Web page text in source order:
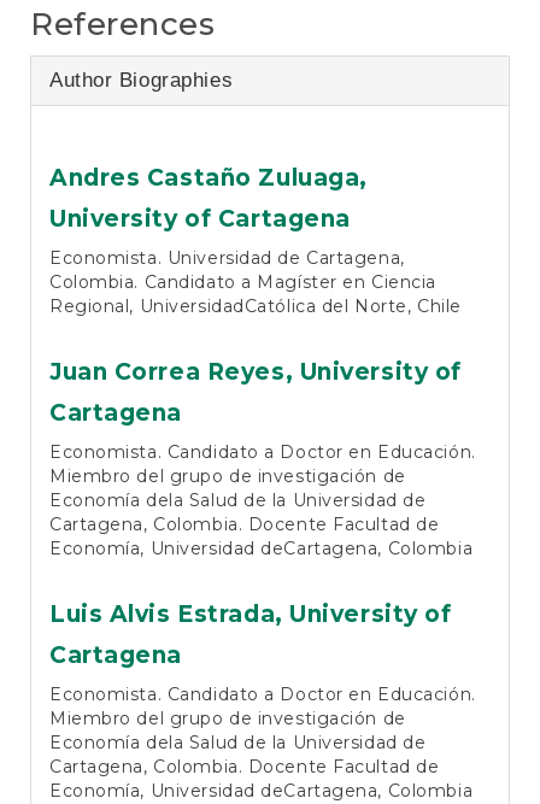
References
Author Biographies
Andres Castaño Zuluaga,
University of Cartagena
Economista. Universidad de Cartagena,
Colombia. Candidato a Magíster en Ciencia
Regional, UniversidadCatólica del Norte, Chile
Juan Correa Reyes, University of
Cartagena
Economista. Candidato a Doctor en Educación.
Miembro del grupo de investigación de
Economía dela Salud de la Universidad de
Cartagena, Colombia. Docente Facultad de
Economía, Universidad deCartagena, Colombia
Luis Alvis Estrada, University of
Cartagena
Economista. Candidato a Doctor en Educación.
Miembro del grupo de investigación de
Economía dela Salud de la Universidad de
Cartagena, Colombia. Docente Facultad de
Economía, Universidad deCartagena, Colombia